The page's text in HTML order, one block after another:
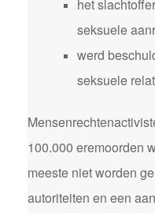
het
seksuele
werd
seksuele
100.000 eremoorden
meeste niet worden
autoriteiten en een